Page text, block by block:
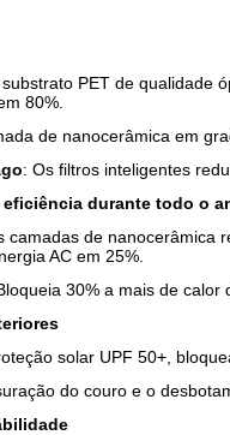
substrato PET de qualidade
80%.
de nanocerâmica em
: Os filtros inteligentes
durante todo o
camadas de nanocerâmica
AC em 25%.
30% a mais de calor
solar UPF 50+,
do couro e o